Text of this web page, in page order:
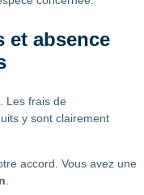
et absence
Les frais de
y sont clairement
accord. Vous avez une
.